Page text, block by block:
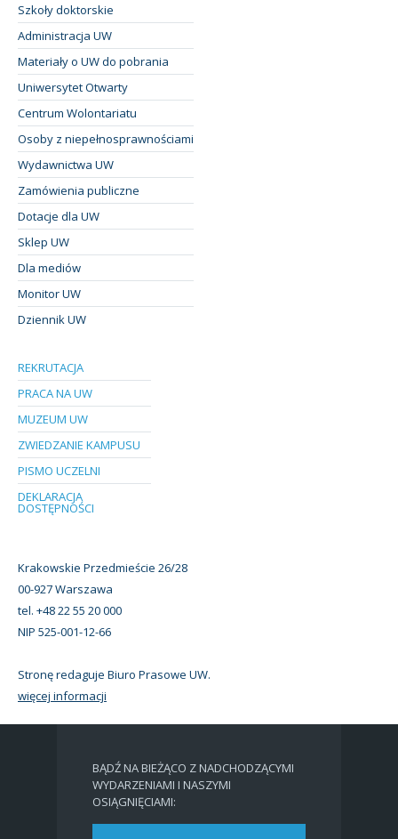
Szkoły doktorskie
Administracja UW
Materiały o UW do pobrania
Uniwersytet Otwarty
Centrum Wolontariatu
Osoby z niepełnosprawnościami
Wydawnictwa UW
Zamówienia publiczne
Dotacje dla UW
Sklep UW
Dla mediów
Monitor UW
Dziennik UW
REKRUTACJA
PRACA NA UW
MUZEUM UW
ZWIEDZANIE KAMPUSU
PISMO UCZELNI
DEKLARACJA
DOSTĘPNOŚCI
Krakowskie Przedmieście 26/28
00-927 Warszawa
tel. +48 22 55 20 000
NIP 525-001-12-66
Stronę redaguje Biuro Prasowe UW.
więcej informacji
BĄDŹ NA BIEŻĄCO Z NADCHODZĄCYMI
WYDARZENIAMI I NASZYMI
OSIĄGNIĘCIAMI: